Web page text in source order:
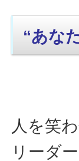
“あな
人を笑
リーダ